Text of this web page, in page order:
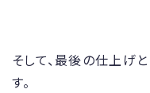
そして、最後の仕上げ
す。